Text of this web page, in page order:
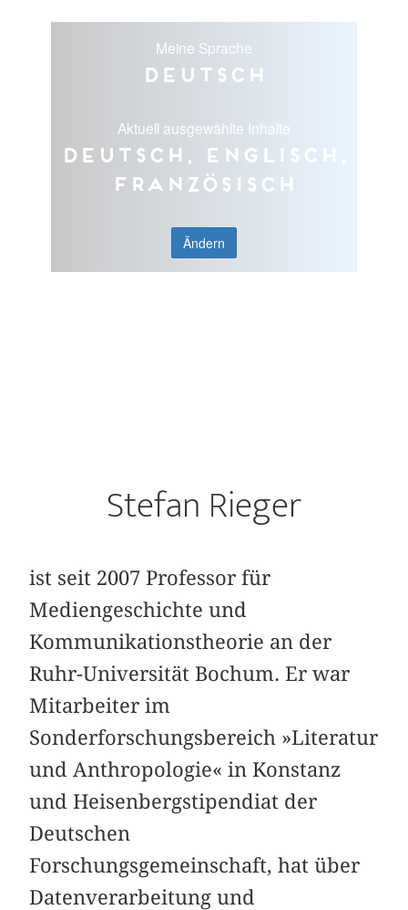
Meine Sprache
Deutsch
Aktuell ausgewählte Inhalte
Deutsch, Englisch,
Französisch
Ändern
Stefan Rieger
ist seit 2007 Professor für
Mediengeschichte und
Kommunikationstheorie an der
Ruhr-Universität Bochum. Er war
Mitarbeiter im
Sonderforschungsbereich »Literatur
und Anthropologie« in Konstanz
und Heisenbergstipendiat der
Deutschen
Forschungsgemeinschaft, hat über
Datenverarbeitung und